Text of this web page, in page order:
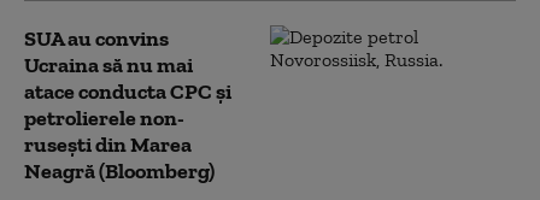
SUA au convins
Ucraina să nu mai
atace conducta CPC şi
petrolierele non-
ruseşti din Marea
Neagră (Bloomberg)